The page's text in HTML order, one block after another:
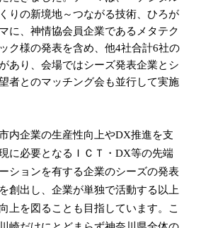
りの新境地～つながる技術、ひろが
に、神情協会員企業であるメタテク
ク様の発表を含め、他4社合計6社の
あり、会場ではシーズ発表企業とシ
者とのマッチング会も並行して実施
内企業の生産性向上やDX推進を支
に必要となるＩＣＴ・ DX等の先端
ションを有する企業のシーズの発表
創出し、企業が単独で活動する以上
上を図ることも目指しています。こ